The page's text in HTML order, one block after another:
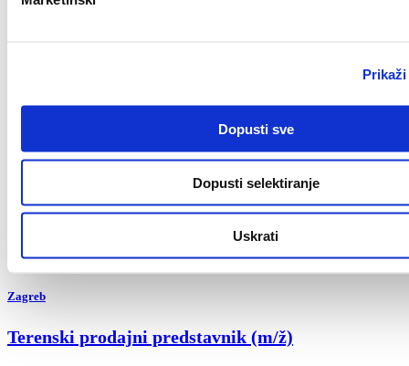
Dopusti sve
Dopusti selektiranje
Uskrati
Finance & AI Process Reengineering Intern
Novo
Zagreb
Terenski prodajni predstavnik (m/ž)